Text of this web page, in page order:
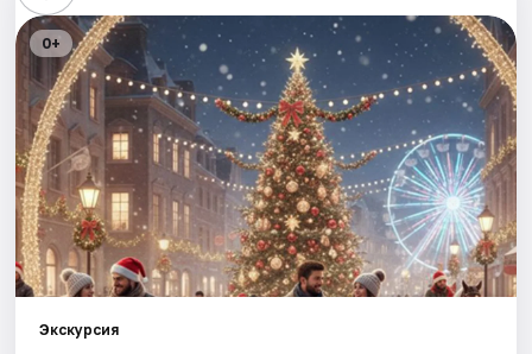
Стендап
Выставки
Квесты
Экскурсии
Спорт
События
0+
Экскурсия